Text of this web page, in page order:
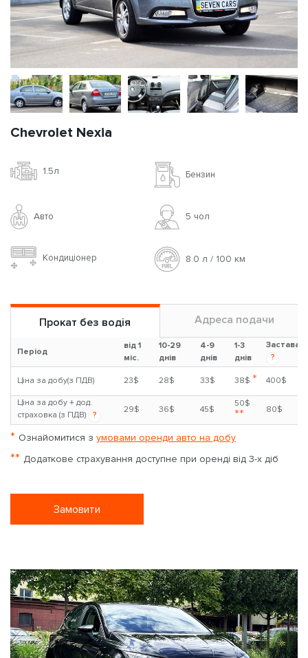
Chevrolet Nexia
1.5л Бензин
Авто 5 чoл
Кондиціонер 8.0 л / 100 км
Прокат без водія Адреса подачи
Період
від 1
міс.
10-29
днів
4-9
днів
1-3
днів
Застава
?
Ціна за добу(з ПДВ) 23$ 28$ 33$ 38$ * 400$
Ціна за добу + дод.
страховка (з ПДВ)
?
29$ 36$ 45$
50$
** 80$
* Ознайомитися з умовами оренди авто на добу
** Додаткове страхування доступне при оренді від 3-х діб
Замовити